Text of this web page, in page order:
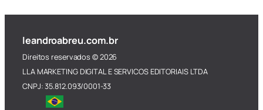
leandroabreu.com.br
Direitos reservados © 2026
LLA MARKETING DIGITAL E SERVICOS EDITORIAIS LTDA
CNPJ: 35.812.093/0001-33